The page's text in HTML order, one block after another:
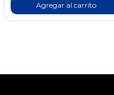
Agregar al carrito